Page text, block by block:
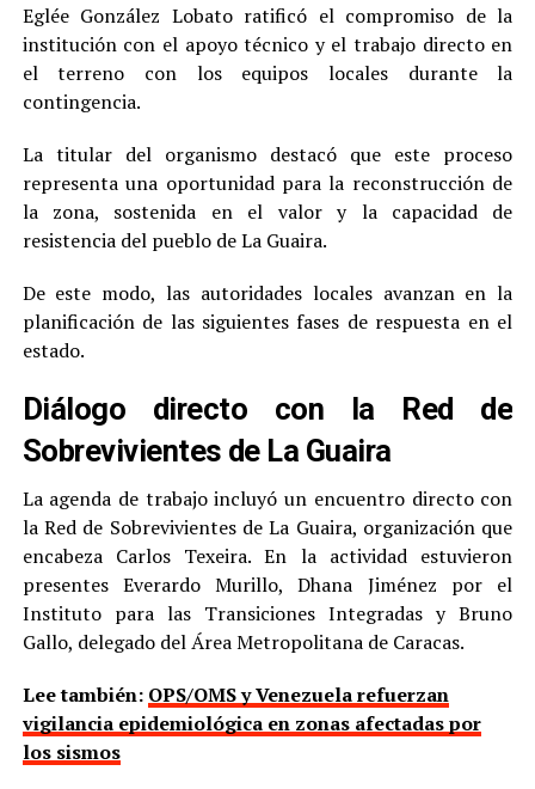
Eglée González Lobato ratificó el compromiso de la
institución con el apoyo técnico y el trabajo directo en
el terreno con los equipos locales durante la
contingencia.
La titular del organismo destacó que este proceso
representa una oportunidad para la reconstrucción de
la zona, sostenida en el valor y la capacidad de
resistencia del pueblo de La Guaira.
De este modo, las autoridades locales avanzan en la
planificación de las siguientes fases de respuesta en el
estado.
Diálogo directo con la Red de
Sobrevivientes de La Guaira
La agenda de trabajo incluyó un encuentro directo con
la Red de Sobrevivientes de La Guaira, organización que
encabeza Carlos Texeira. En la actividad estuvieron
presentes Everardo Murillo, Dhana Jiménez por el
Instituto para las Transiciones Integradas y Bruno
Gallo, delegado del Área Metropolitana de Caracas.
Lee también: OPS/OMS y Venezuela refuerzan
vigilancia epidemiológica en zonas afectadas por
los sismos